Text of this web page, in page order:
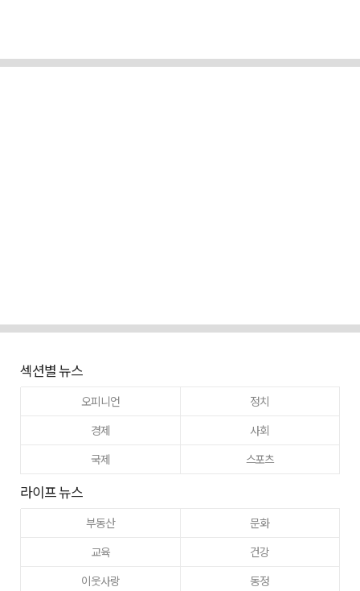
섹션별 뉴스
오피니언
정치
경제
사회
국제
스포츠
라이프 뉴스
부동산
문화
교육
건강
이웃사랑
동정